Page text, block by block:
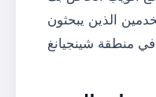
الذين يبحثون